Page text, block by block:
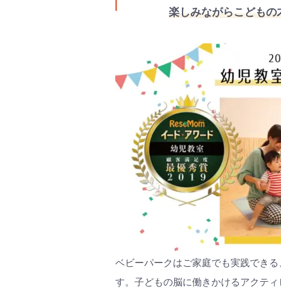
楽しみながらこどもの
ベビーパークはご家庭でも実践でき
す。子どもの脳に働きかけるアクテ